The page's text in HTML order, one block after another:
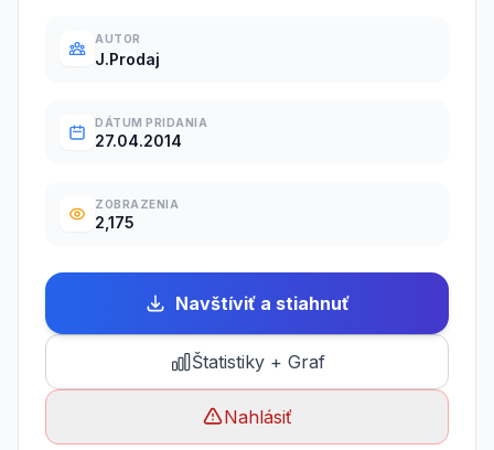
AUTOR
J.Prodaj
DÁTUM PRIDANIA
27.04.2014
ZOBRAZENIA
2,175
Navštíviť a stiahnuť
Štatistiky + Graf
Nahlásiť